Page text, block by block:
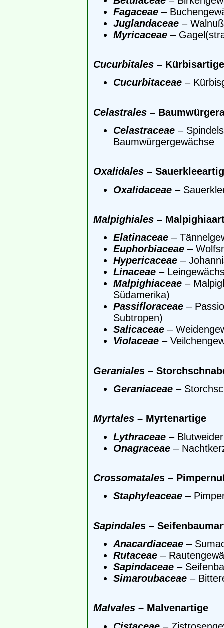
Fagaceae –
Juglandaceae –
Myricaceae –
Cucurbitales – Kürbisartige
Cucurbitaceae –
Celastrales –
Celastraceae –
Baumwürgergewächse
Oxalidales –
Oxalidaceae –
Malpighiales –
Elatinaceae –
Euphorbiaceae –
Hypericaceae –
Linaceae –
Malpighiaceae –
Südamerika)
Passifloraceae –
Subtropen)
Salicaceae –
Violaceae –
Geraniales –
Geraniaceae –
Myrtales – Myrtenartige
Lythraceae –
Onagraceae –
Crossomatales –
Staphyleaceae –
Sapindales –
Anacardiaceae –
Rutaceae –
Sapindaceae –
Simaroubaceae –
Malvales – Malvenartige
Cistaceae –